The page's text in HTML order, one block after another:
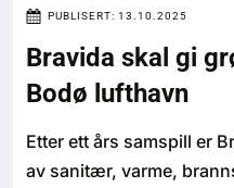
Bærekraft
PUBLISERT: 13.10.2025
Bravida skal gi
Bodø lufthavn
Etter ett års samspill er
av sanitær, varme,